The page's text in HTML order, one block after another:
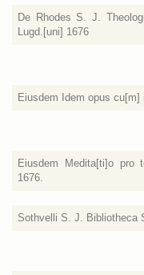
De Rhodes S. J.
Lugd.[uni] 1676
Eiusdem Idem opus
Eiusdem Medita[ti]o pro
1676.
Sothvelli S. J. Bibliotheca